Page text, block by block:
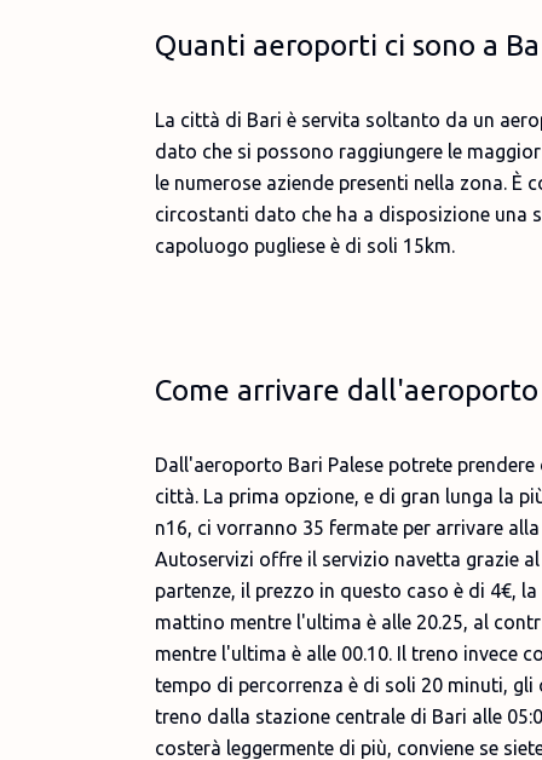
Quanti aeroporti ci sono a
La città di Bari è servita soltanto da un
dato che si possono raggiungere le
le numerose aziende presenti nella zona.
circostanti dato che ha a disposizione una
capoluogo pugliese è di soli 15km.
Come arrivare
Dall'aeroporto Bari Palese potrete
città. La prima opzione, e di gran lunga la
n16, ci vorranno 35 fermate per arrivare
Autoservizi offre il servizio navetta grazie
partenze, il prezzo in questo caso è di 4€,
mattino mentre l'ultima è alle 20.25, al
mentre l'ultima è alle 00.10. Il treno invece
tempo di percorrenza è di soli 20 minuti,
treno dalla stazione centrale di Bari alle
costerà leggermente di più, conviene se